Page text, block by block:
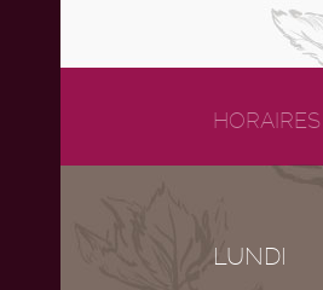
HORAIRES
LUNDI